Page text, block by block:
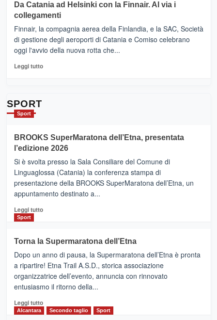
tappe
dell’enoturismo
RANDAZZO
–
Ci
siamo
quasi….
pronti
per
Da Catania ad Helsinki con la Finnair. Al via i
collegamenti
Finnair, la compagnia aerea della Finlandia, e la SAC, Società
di gestione degli aeroporti di Catania e Comiso celebrano
oggi l'avvio della nuova rotta che...
Leggi tuttoLeggi
con
la
Al
via
i
collegamenti
SPORT
Sport
BROOKS SuperMaratona dell’Etna, presentata
l’edizione 2026
Si è svolta presso la Sala Consiliare del Comune di
Linguaglossa (Catania) la conferenza stampa di
presentazione della BROOKS SuperMaratona dell’Etna, un
appuntamento destinato a...
Leggi tuttoLeggi
BROOKS
SuperMaratona
dell’Etna,
presentata
l’edizione
2026
Sport
Torna la Supermaratona dell’Etna
Dopo un anno di pausa, la Supermaratona dell’Etna è pronta
a ripartire! Etna Trail A.S.D., storica associazione
organizzatrice dell’evento, annuncia con rinnovato
entusiasmo il ritorno della...
Leggi tuttoLeggi
Alcantara Secondo taglio Sport